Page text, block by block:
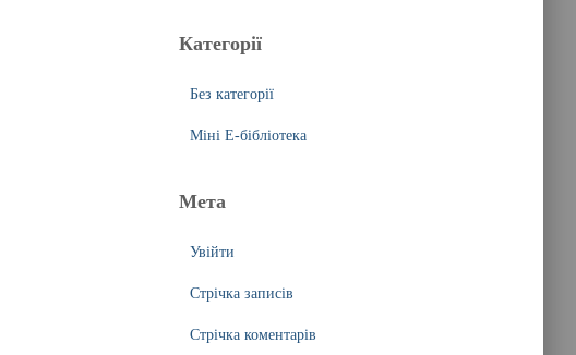
Категорії
Без категорії
Міні Е-бібліотека
Мета
Увійти
Стрічка записів
Стрічка коментарів